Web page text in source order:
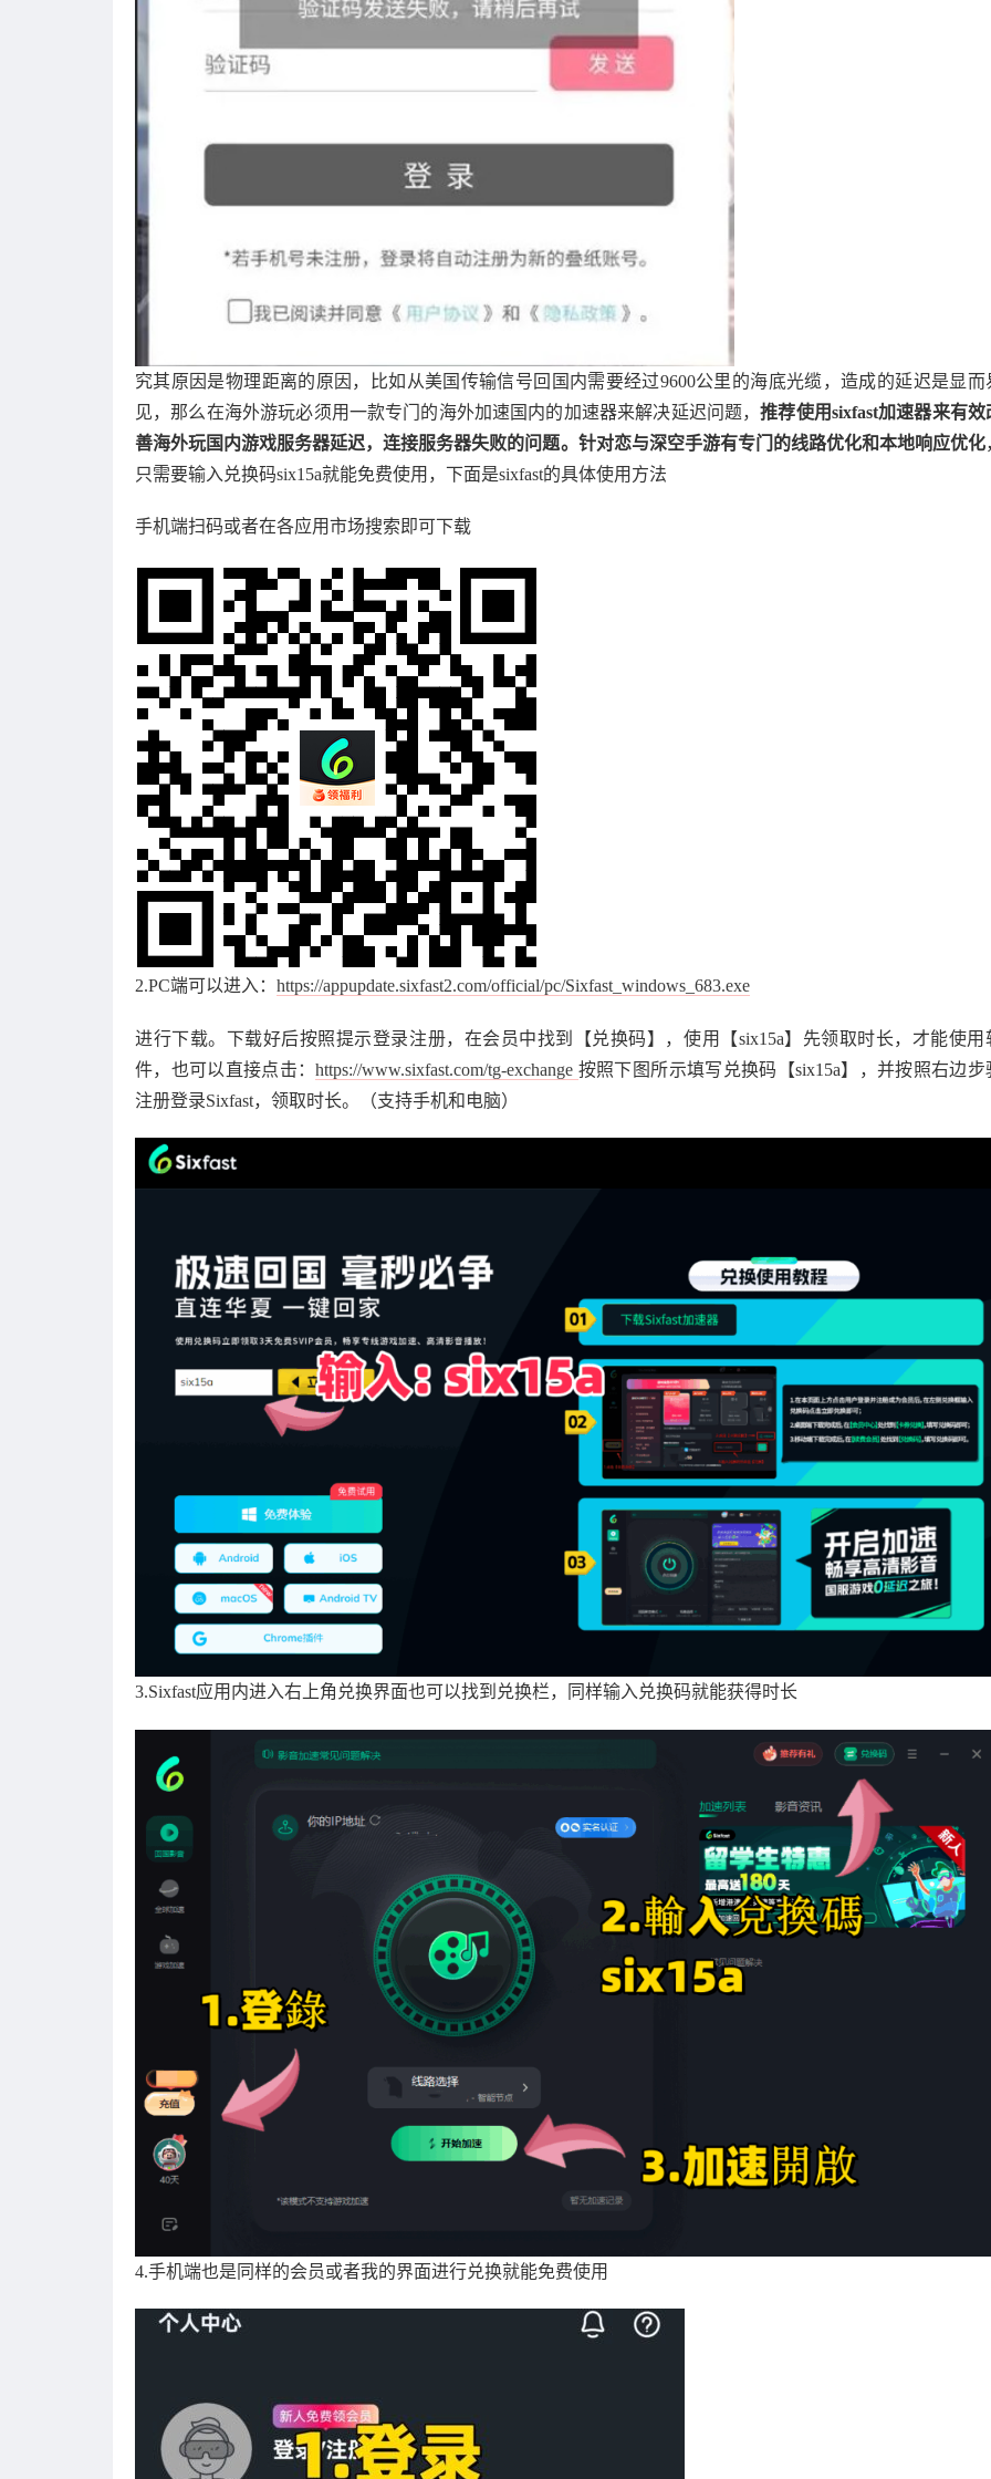
究其原因是物理距离的原因，比如从美国传输信号回国内需要经过9600公里的海底光缆，造成的延迟是显而
见，那么在海外游玩必须用一款专门的海外加速国内的加速器来解决延迟问题，推荐使用sixfast加速器来有效
善海外玩国内游戏服务器延迟，连接服务器失败的问题。针对恋与深空手游有专门的线路优化和本地响应优化
只需要输入兑换码six15a就能免费使用，下面是sixfast的具体使用方法
手机端扫码或者在各应用市场搜索即可下载
2.PC端可以进入： https://appupdate.sixfast2.com/official/pc/Sixfast_windows_683.exe
进行下载。下载好后按照提示登录注册，在会员中找到【兑换码】，使用【six15a】先领取时长，才能使用
件，也可以直接点击：https://www.sixfast.com/tg-exchange 按照下图所示填写兑换码【six15a】，并按照右边步
注册登录Sixfast，领取时长。（支持手机和电脑）
3.Sixfast应用内进入右上角兑换界面也可以找到兑换栏，同样输入兑换码就能获得时长
4.手机端也是同样的会员或者我的界面进行兑换就能免费使用